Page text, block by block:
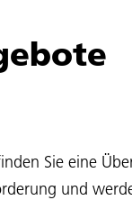
Sie eine
und